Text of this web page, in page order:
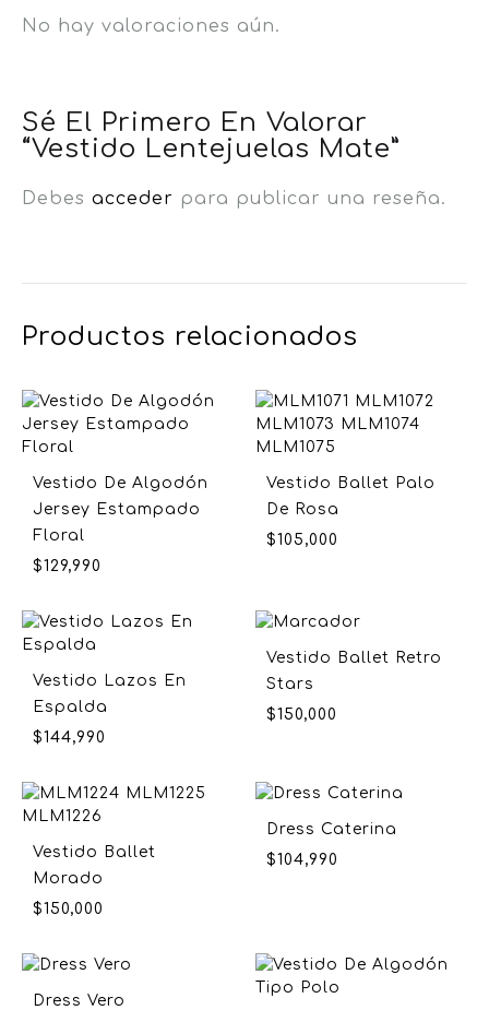
No hay valoraciones aún.
Sé El Primero En Valorar
“Vestido Lentejuelas Mate”
Debes acceder para publicar una reseña.
Productos relacionados
Vestido De Algodón
Jersey Estampado
Floral
$129,990
Vestido Ballet Palo
De Rosa
$105,000
Vestido Lazos En
Espalda
$144,990
Vestido Ballet Retro
Stars
$150,000
Vestido Ballet
Morado
$150,000
Dress Caterina
$104,990
Dress Vero